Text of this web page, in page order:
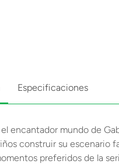
Especificaciones
encantador mundo de
construir su escenario
preferidos de la